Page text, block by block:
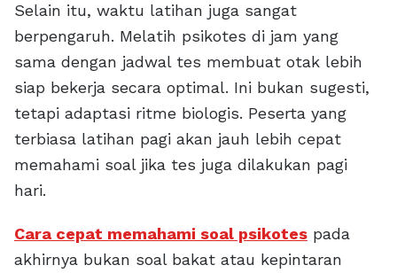
Selain itu, waktu latihan juga sangat
berpengaruh. Melatih psikotes di jam yang
sama dengan jadwal tes membuat otak lebih
siap bekerja secara optimal. Ini bukan sugesti,
tetapi adaptasi ritme biologis. Peserta yang
terbiasa latihan pagi akan jauh lebih cepat
memahami soal jika tes juga dilakukan pagi
hari.
Cara cepat memahami soal psikotes pada
akhirnya bukan soal bakat atau kepintaran